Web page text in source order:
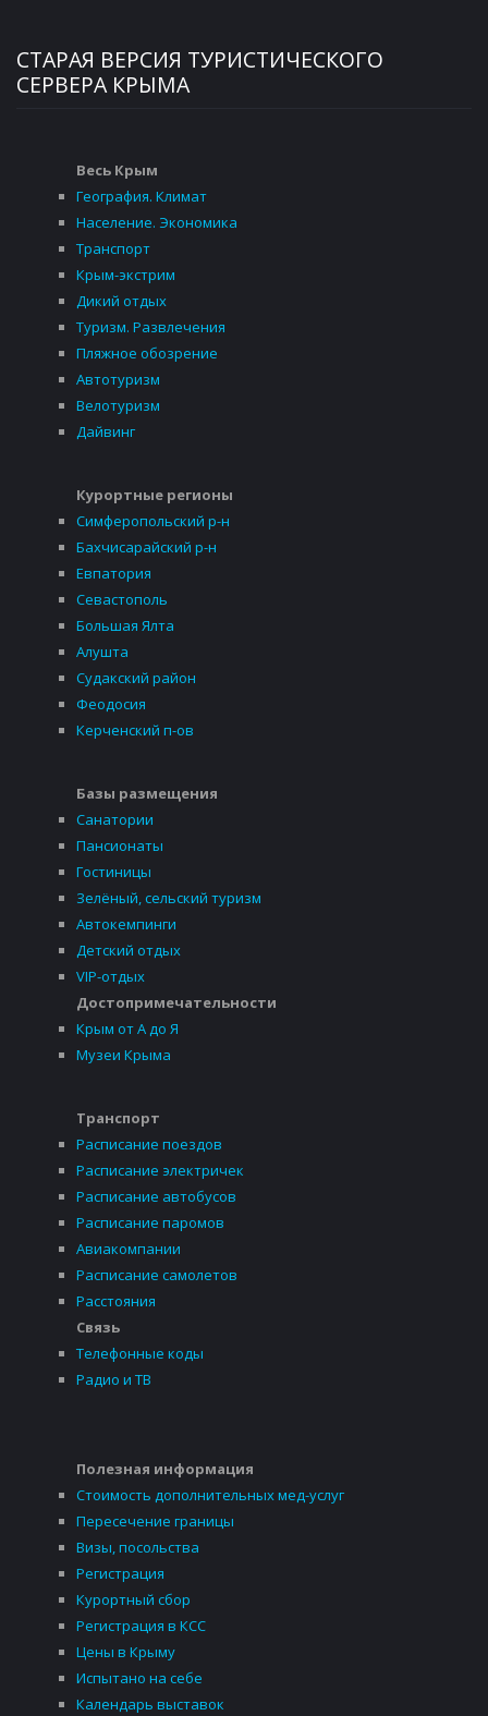
СТАРАЯ ВЕРСИЯ ТУРИСТИЧЕСКОГО
СЕРВЕРА КРЫМА
Весь Крым
География. Климат
Население. Экономика
Транспорт
Крым-экстрим
Дикий отдых
Туризм. Развлечения
Пляжное обозрение
Автотуризм
Велотуризм
Дайвинг
Курортные регионы
Симферопольский р-н
Бахчисарайский р-н
Евпатория
Севастополь
Большая Ялта
Алушта
Судакский район
Феодосия
Керченский п-ов
Базы размещения
Санатории
Пансионаты
Гостиницы
Зелёный, сельский туризм
Автокемпинги
Детский отдых
VIP-отдых
Достопримечательности
Крым от А до Я
Музеи Крыма
Транспорт
Расписание поездов
Расписание электричек
Расписание автобусов
Расписание паромов
Авиакомпании
Расписание самолетов
Расстояния
Связь
Телефонные коды
Радио и ТВ
Полезная информация
Стоимость дополнительных мед-услуг
Пересечение границы
Визы, посольства
Регистрация
Курортный сбор
Регистрация в КСС
Цены в Крыму
Испытано на себе
Календарь выставок